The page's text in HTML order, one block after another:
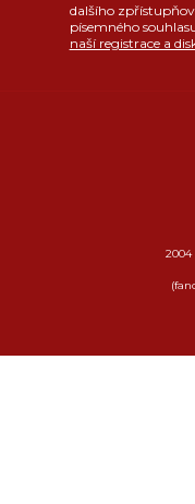
dalšího
písemného
naší registrace a
2004